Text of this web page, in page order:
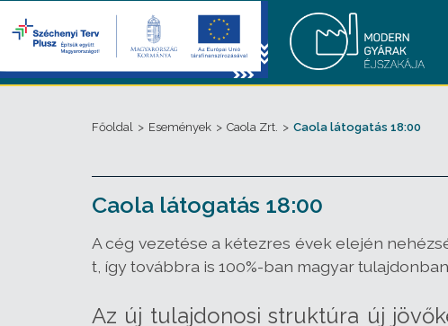
Főoldal > Események > Caola Zrt. > Caola látogatás 18:00
Caola látogatás 18:00
A cég vezetése a kétezres évek elején
t, így továbbra is 100%-ban magyar
Az új tulajdonosi struktúra új